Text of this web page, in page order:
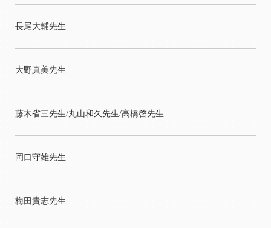
長尾大輔先生
大野真美先生
藤木省三先生/丸山和久先生/高橋啓先生
岡口守雄先生
梅田貴志先生